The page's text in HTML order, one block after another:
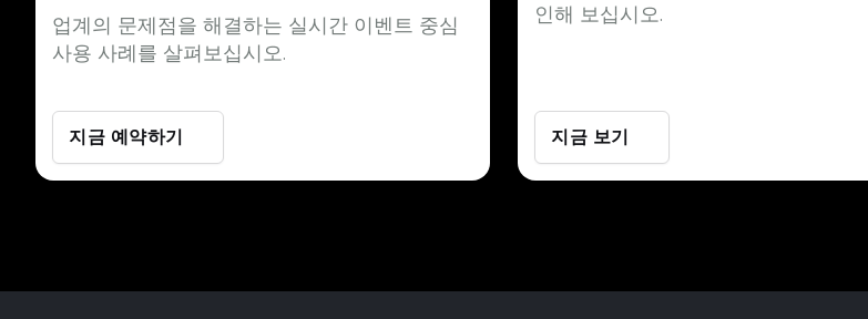
업계의 문제점을 해결하는 실시간 이벤트 중심
사용 사례를 살펴보십시오.
지금 예약하기
인해 보십시오.
지금 보기